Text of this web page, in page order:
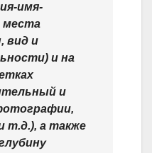
имя-
места
вид и
и на
и
т.д.), а также